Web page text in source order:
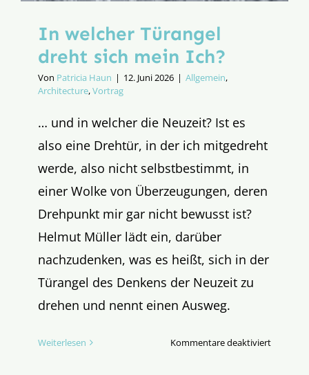
In welcher Türangel
dreht sich mein Ich?
Von Patricia Haun | 12. Juni 2026 | Allgemein,
Architecture,Vortrag
… und in welcher die Neuzeit? Ist es
also eine Drehtür, in der ich mitgedreht
werde, also nicht selbstbestimmt, in
einer Wolke von Überzeugungen, deren
Drehpunkt mir gar nicht bewusst ist?
Helmut Müller lädt ein, darüber
nachzudenken, was es heißt, sich in der
Türangel des Denkens der Neuzeit zu
drehen und nennt einen Ausweg.
Weiterlesen Kommentare deaktiviertfür